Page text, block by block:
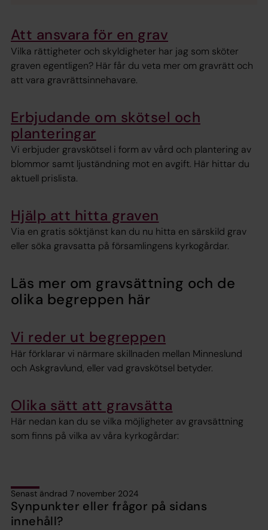
Att ansvara för en grav
Vilka rättigheter och skyldigheter har jag som sköter
graven egentligen? Här får du veta mer om gravrätt och
att vara gravrättsinnehavare.
Erbjudande om skötsel och
planteringar
Vi erbjuder gravskötsel i form av vård och plantering av
blommor samt ljuständning mot en avgift. Här hittar du
aktuell prislista.
Hjälp att hitta graven
Via en gratis söktjänst kan du nu hitta en särskild grav
eller söka gravsatta på församlingens kyrkogårdar.
Läs mer om gravsättning och de
olika begreppen här
Vi reder ut begreppen
Här förklarar vi närmare skillnaden mellan Minneslund
och Askgravlund, eller vad gravskötsel betyder.
Olika sätt att gravsätta
Här nedan kan du se vilka möjligheter av gravsättning
som finns på vilka av våra kyrkogårdar:
Senast ändrad 7 november 2024
Synpunkter eller frågor på sidans
innehåll?